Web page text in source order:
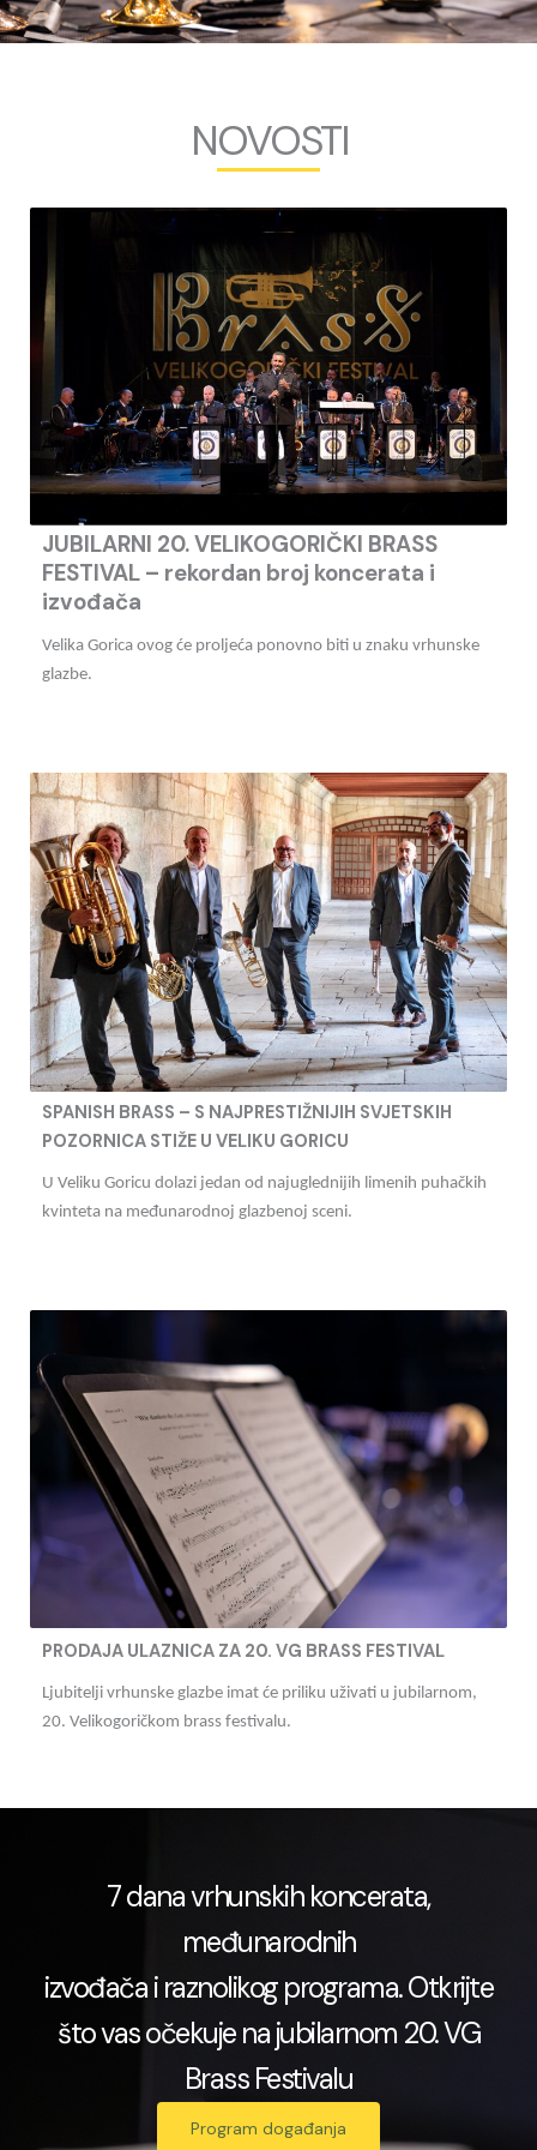
NOVOSTI
JUBILARNI 20. VELIKOGORIČKI BRASS
FESTIVAL – rekordan broj koncerata i
izvođača
Velika Gorica ovog će proljeća ponovno biti u znaku vrhunske
glazbe.
SPANISH BRASS – S NAJPRESTIŽNIJIH SVJETSKIH
POZORNICA STIŽE U VELIKU GORICU
U Veliku Goricu dolazi jedan od najuglednijih limenih puhačkih
kvinteta na međunarodnoj glazbenoj sceni.
PRODAJA ULAZNICA ZA 20. VG BRASS FESTIVAL
Ljubitelji vrhunske glazbe imat će priliku uživati u jubilarnom,
20. Velikogoričkom brass festivalu.
7 dana vrhunskih koncerata,
međunarodnih
izvođača i raznolikog programa. Otkrijte
što vas očekuje na jubilarnom 20. VG
Brass Festivalu
Program događanja